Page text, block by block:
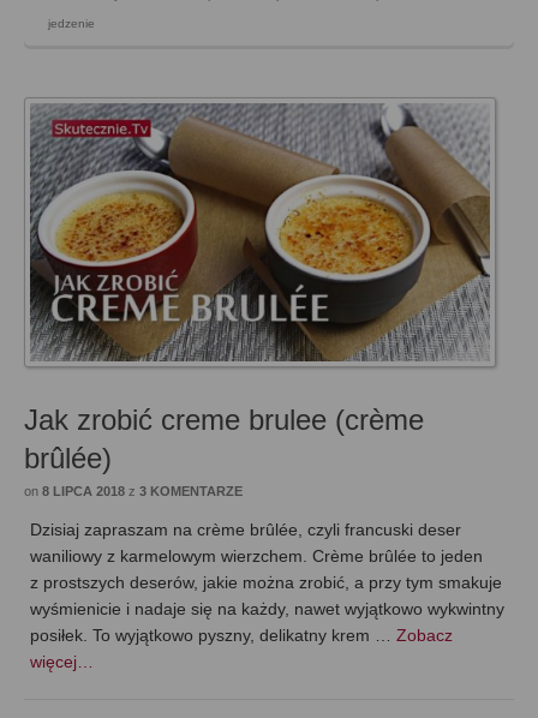
jedzenie
Jak zrobić creme brulee (crème
brûlée)
on 8 LIPCA 2018 z 3 KOMENTARZE
Dzisiaj zapraszam na crème brûlée, czyli francuski deser
waniliowy z karmelowym wierzchem. Crème brûlée to jeden
z prostszych deserów, jakie można zrobić, a przy tym smakuje
wyśmienicie i nadaje się na każdy, nawet wyjątkowo wykwintny
posiłek. To wyjątkowo pyszny, delikatny krem … Zobacz
więcej…